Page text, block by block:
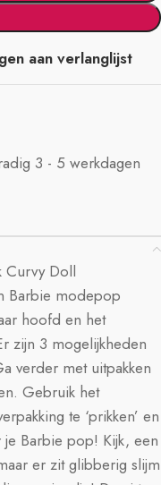
aan verlanglijst
3 - 5 werkdagen
Curvy Doll
modepop 
hoofd en het
zijn 3 mogelijkheden
verder met uitpakken
Gebruik het
te ‘prikken’ en
Barbie pop! Kijk, een
er zit glibberig slijm